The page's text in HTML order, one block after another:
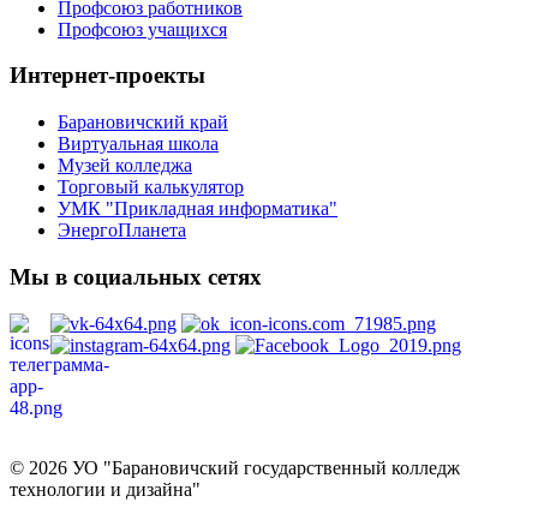
Профсоюз работников
Профсоюз учащихся
Интернет-проекты
Барановичский край
Виртуальная школа
Музей колледжа
Торговый калькулятор
УМК "Прикладная информатика"
ЭнергоПланета
Мы в социальных сетях
© 2026 УО "Барановичский государственный колледж
технологии и дизайна"